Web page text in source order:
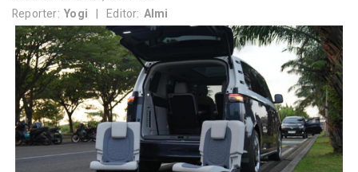
Reporter:Yogi | Editor: Almi